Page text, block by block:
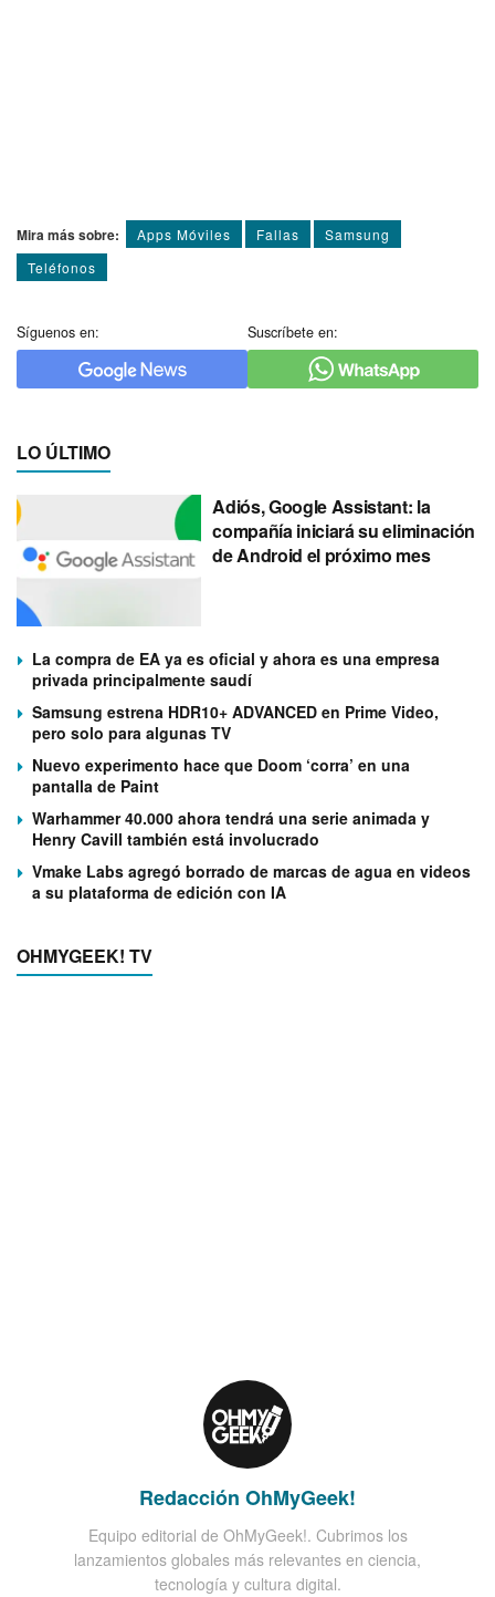
Mira más sobre: Apps Móviles Fallas
Samsung
Teléfonos
Síguenos en: Suscríbete en:
LO ÚLTIMO
Adiós, Google Assistant: la
compañía iniciará su eliminación
de Android el próximo mes
La compra de EA ya es oficial y ahora es una empresa
privada principalmente saudí
Samsung estrena HDR10+ ADVANCED en Prime Video,
pero solo para algunas TV
Nuevo experimento hace que Doom ‘corra’ en una
pantalla de Paint
Warhammer 40.000 ahora tendrá una serie animada y
Henry Cavill también está involucrado
Vmake Labs agregó borrado de marcas de agua en videos
a su plataforma de edición con IA
OHMYGEEK! TV
Redacción OhMyGeek!
Equipo editorial de OhMyGeek!. Cubrimos los
lanzamientos globales más relevantes en ciencia,
tecnología y cultura digital.